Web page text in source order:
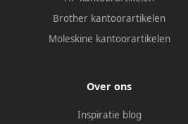
Brother kantoorartikelen
Moleskine kantoorartikelen
Over ons
Inspiratie blog